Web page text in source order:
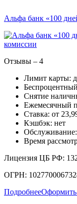
Альфа банк «100
комиссии
Отзывы – 4
Лимит карты:
Снятие
Ежемесячный
Ставка: от
Кэшбэк: нет
Время
Лицензия ЦБ РФ:
ОГРН:
ПодробнееОформить